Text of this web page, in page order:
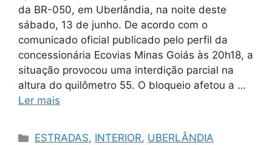
da BR-050, em Uberlândia, na noite deste
sábado, 13 de junho. De acordo com o
comunicado oficial publicado pelo perfil da
concessionária Ecovias Minas Goiás às 20h18, a
situação provocou uma interdição parcial na
altura do quilômetro 55. O bloqueio afetou a …
Ler mais
Categorias
ESTRADAS, INTERIOR, UBERLÂNDIA